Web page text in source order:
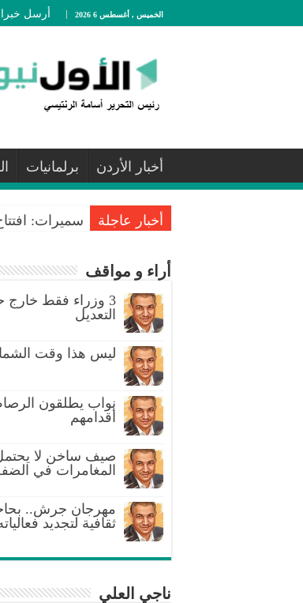
الخميس , أغسطس 6 2026 أرسل خبرا
أخبار الأردن برلمانيات
أخبار عاجلة سميرات:
أراء و مواقف
3 وزراء فقط خارج
التعديل
ليس هذا وقت
نواب يطلقون
أقدامهم
صيف ساخن لا
المغامرات في
مهرجان جرش..
ثقافية لتجديد
ناجي العلي